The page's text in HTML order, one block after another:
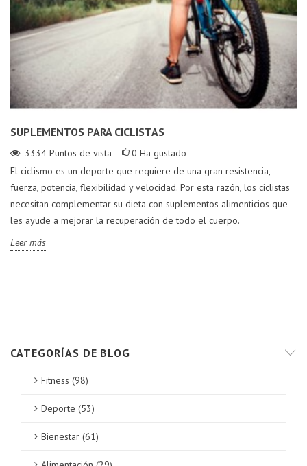
SUPLEMENTOS PARA CICLISTAS
3334 Puntos de vista 0 Ha gustado
El ciclismo es un deporte que requiere de una gran resistencia,
fuerza, potencia, flexibilidad y velocidad. Por esta razón, los ciclistas
necesitan complementar su dieta con suplementos alimenticios que
les ayude a mejorar la recuperación de todo el cuerpo.
Leer más
CATEGORÍAS DE BLOG
Fitness (98)
Deporte (53)
Bienestar (61)